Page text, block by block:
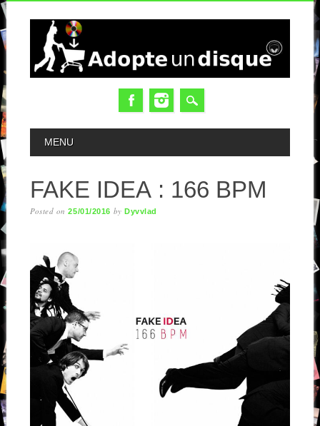
MAIN MENU
MENU
FAKE IDEA : 166 BPM
Posted on25/01/2016 byDyvvlad